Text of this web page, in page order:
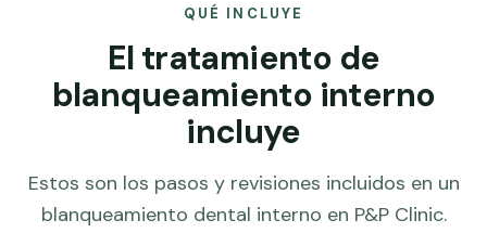
QUÉ INCLUYE
El tratamiento de
blanqueamiento interno
incluye
Estos son los pasos y revisiones incluidos en un
blanqueamiento dental interno en P&P Clinic.